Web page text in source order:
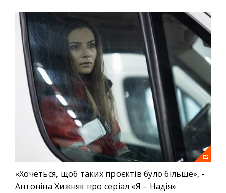
«Хочеться, щоб таких проєктів було більше», -
Антоніна Хижняк про серіал «Я – Надія»